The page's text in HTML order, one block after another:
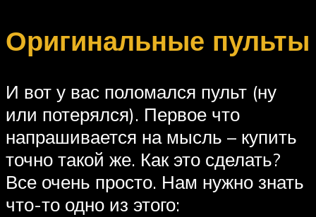
Оригинальные пульты
И вот у вас поломался пульт (ну
или потерялся). Первое что
напрашивается на мысль – купить
точно такой же. Как это сделать?
Все очень просто. Нам нужно знать
что-то одно из этого: